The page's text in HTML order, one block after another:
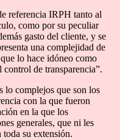
referencia IRPH tanto al
como por su peculiar
gasto del cliente, y se
una complejidad de
lo hace idóneo como
de transparencia”.
lo complejos que son los
con la que fueron
en la que los
generales, que ni les
su extensión.